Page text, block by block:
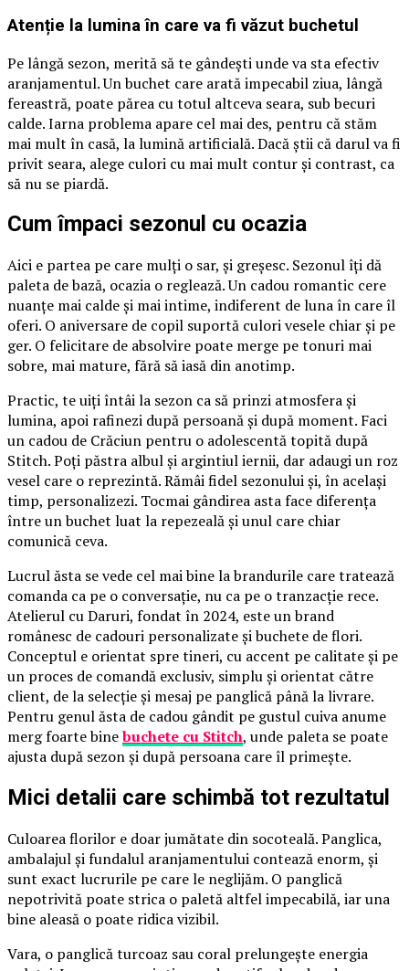
Atenție la lumina în care va fi văzut buchetul
Pe lângă sezon, merită să te gândești unde va sta efectiv
aranjamentul. Un buchet care arată impecabil ziua, lângă
fereastră, poate părea cu totul altceva seara, sub becuri
calde. Iarna problema apare cel mai des, pentru că stăm
mai mult în casă, la lumină artificială. Dacă știi că darul va fi
privit seara, alege culori cu mai mult contur și contrast, ca
să nu se piardă.
Cum împaci sezonul cu ocazia
Aici e partea pe care mulți o sar, și greșesc. Sezonul îți dă
paleta de bază, ocazia o reglează. Un cadou romantic cere
nuanțe mai calde și mai intime, indiferent de luna în care îl
oferi. O aniversare de copil suportă culori vesele chiar și pe
ger. O felicitare de absolvire poate merge pe tonuri mai
sobre, mai mature, fără să iasă din anotimp.
Practic, te uiți întâi la sezon ca să prinzi atmosfera și
lumina, apoi rafinezi după persoană și după moment. Faci
un cadou de Crăciun pentru o adolescentă topită după
Stitch. Poți păstra albul și argintiul iernii, dar adaugi un roz
vesel care o reprezintă. Rămâi fidel sezonului și, în același
timp, personalizezi. Tocmai gândirea asta face diferența
între un buchet luat la repezeală și unul care chiar
comunică ceva.
Lucrul ăsta se vede cel mai bine la brandurile care tratează
comanda ca pe o conversație, nu ca pe o tranzacție rece.
Atelierul cu Daruri, fondat în 2024, este un brand
românesc de cadouri personalizate și buchete de flori.
Conceptul e orientat spre tineri, cu accent pe calitate și pe
un proces de comandă exclusiv, simplu și orientat către
client, de la selecție și mesaj pe panglică până la livrare.
Pentru genul ăsta de cadou gândit pe gustul cuiva anume
merg foarte binebuchete cu Stitch, unde paleta se poate
ajusta după sezon și după persoana care îl primește.
Mici detalii care schimbă tot rezultatul
Culoarea florilor e doar jumătate din socoteală. Panglica,
ambalajul și fundalul aranjamentului contează enorm, și
sunt exact lucrurile pe care le neglijăm. O panglică
nepotrivită poate strica o paletă altfel impecabilă, iar una
bine aleasă o poate ridica vizibil.
Vara, o panglică turcoaz sau coral prelungește energia